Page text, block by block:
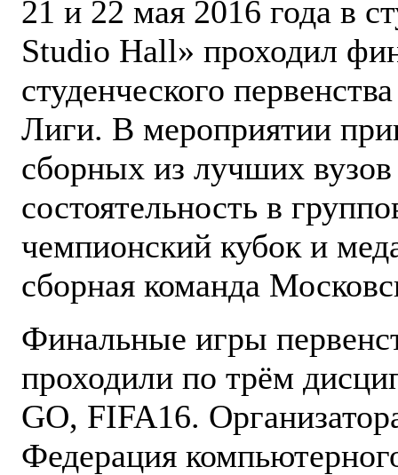
21 и 22 мая 2016 года в
Studio Hall» проходил
студенческого
Лиги. В мероприятии
сборных из лучших
состоятельность в
чемпионский кубок и
сборная команда
Финальные игры
проходили по трём
GO, FIFA16.
Федерация